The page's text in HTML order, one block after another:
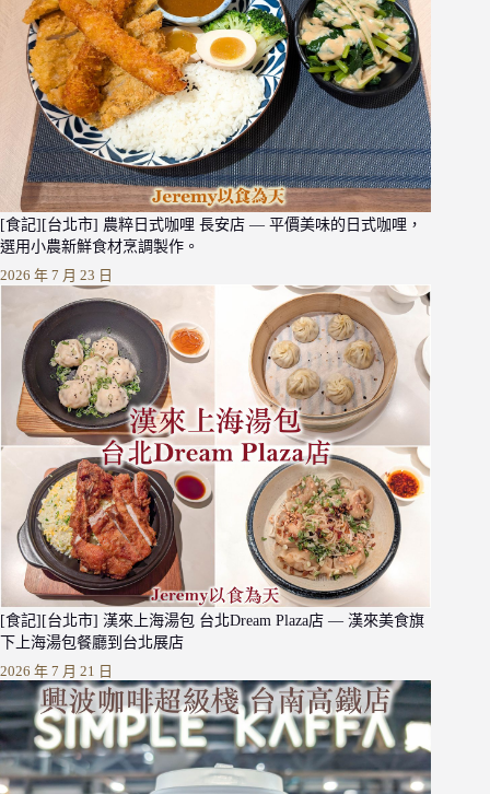
[食記][台北市] 農粹日式咖哩 長安店 — 平價美味的日式咖哩，
選用小農新鮮食材烹調製作。
2026 年 7 月 23 日
[食記][台北市] 漢來上海湯包 台北Dream Plaza店 — 漢來美食旗
下上海湯包餐廳到台北展店
2026 年 7 月 21 日